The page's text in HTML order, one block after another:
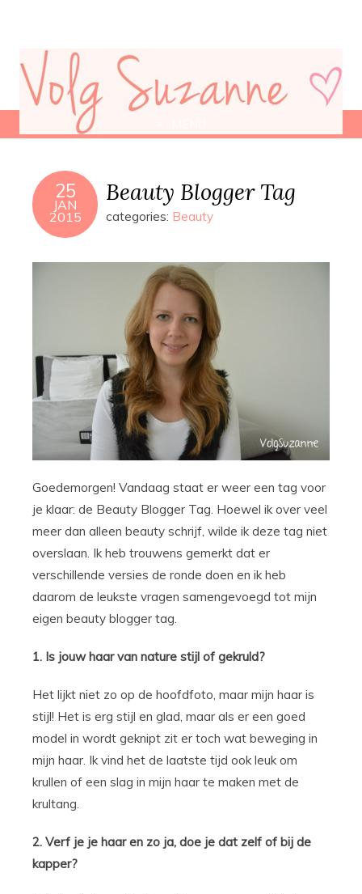
25
JAN
2015
Beauty Blogger Tag
categories: Beauty
Goedemorgen! Vandaag staat er weer een tag voor
je klaar: de Beauty Blogger Tag. Hoewel ik over veel
meer dan alleen beauty schrijf, wilde ik deze tag niet
overslaan. Ik heb trouwens gemerkt dat er
verschillende versies de ronde doen en ik heb
daarom de leukste vragen samengevoegd tot mijn
eigen beauty blogger tag.
1. Is jouw haar van nature stijl of gekruld?
Het lijkt niet zo op de hoofdfoto, maar mijn haar is
stijl! Het is erg stijl en glad, maar als er een goed
model in wordt geknipt zit er toch wat beweging in
mijn haar. Ik vind het de laatste tijd ook leuk om
krullen of een slag in mijn haar te maken met de
krultang.
2. Verf je je haar en zo ja, doe je dat zelf of bij de
kapper?